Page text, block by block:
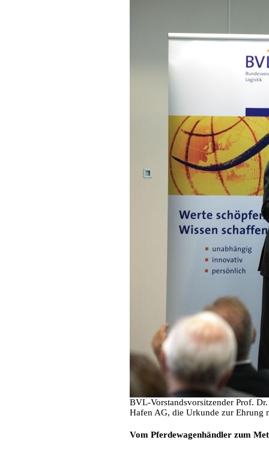
BVL-Vorstandsvorsitzender Prof.
Hafen AG, die Urkunde zur Ehrung
Vom Pferdewagenhändler zum